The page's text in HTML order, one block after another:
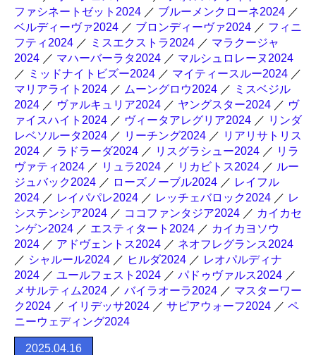
ファシネートゼット2024 ／ ブルーメンクローネ2024 ／
ベルディーヴァ2024 ／ ブロンディーヴァ2024 ／ フィニ
フティ2024 ／ ミスエクストラ2024 ／ マラクージャ
2024 ／ マハーバーラタ2024 ／ マルシュロレーヌ2024
／ ミッドナイトビズー2024 ／ マイティースルー2024 ／
マリアライト2024 ／ ムーングロウ2024 ／ ミスベジル
2024 ／ ヴァルキュリア2024 ／ ヤングスター2024 ／ ヴ
ァイスハイト2024 ／ ヴィータアレグリア2024 ／ リンダ
レベソルータ2024 ／ リーチング2024 ／ リアリサトリス
2024 ／ ラドラーダ2024 ／ リスグラシュー2024 ／ リラ
ヴァティ2024 ／ リュラ2024 ／ リカビトス2024 ／ ルー
ジュバック2024 ／ ローズノーブル2024 ／ レイフル
2024 ／ レイパパレ2024 ／ レッチェバロック2024 ／ レ
システンシア2024 ／ ココファンタジア2024 ／ カイカセ
ンゲン2024 ／ エスティタート2024 ／ カイカヨソウ
2024 ／ アドヴェントス2024 ／ ネオフレグランス2024
／ シャルール2024 ／ ヒルダ2024 ／ レオパルディナ
2024 ／ ユールフェスト2024 ／ パドゥヴァルス2024 ／
メサルティム2024 ／ バイラオーラ2024 ／ マスターワー
ク2024 ／ イリデッサ2024 ／ サピアウォーフ2024 ／ ペ
ニーウェディング2024
2025.04.16